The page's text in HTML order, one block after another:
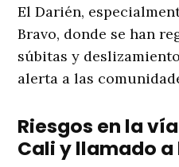
El Darién,
Bravo, donde se han
súbitas y
alerta a las
Riesgos en la
Cali y llamado